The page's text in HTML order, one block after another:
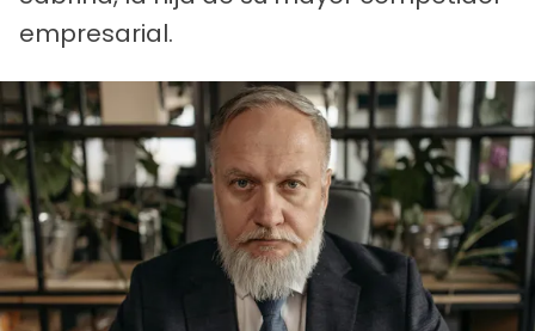
empresarial.